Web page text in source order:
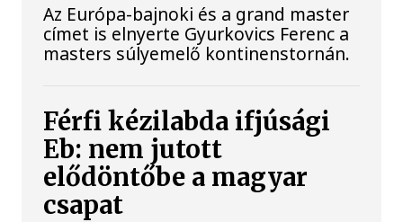
Az Európa-bajnoki és a grand master
címet is elnyerte Gyurkovics Ferenc a
masters súlyemelő kontinenstornán.
Férfi kézilabda ifjúsági
Eb: nem jutott
elődöntőbe a magyar
csapat